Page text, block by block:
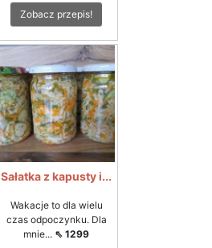
Zobacz przepis!
Sałatka z kapusty i...
Wakacje to dla wielu
czas odpoczynku. Dla
mnie... ⇖ 1299